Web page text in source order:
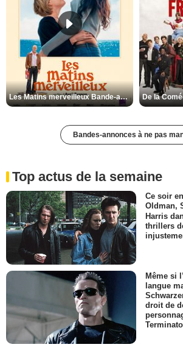
Les Matins merveilleux Bande-annonce VF
Bandes-annonces à ne pas
Top actus de la semaine
Ce soir
Oldman,
Harris
thrillers
Même si
langue
droit de